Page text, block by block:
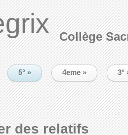
Collège
5° » 4eme » 3°
des relatifs